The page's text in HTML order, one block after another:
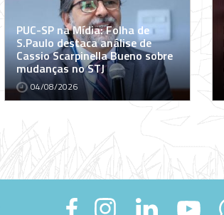
PUC-SP na Mídia: Folha de
S.Paulo destaca análise de
Cassio Scarpinella Bueno sobre
mudanças no STJ
04/08/2026